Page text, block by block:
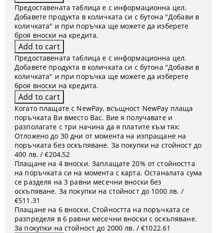
Предоставената таблица е с информационна цел.
Добавете продукта в количката си с бутона "Добави в
количката" и при поръчка ще можете да изберете
броя вноски на кредита.
Предоставената таблица е с информационна цел.
Добавете продукта в количката си с бутона "Добави в
количката" и при поръчка ще можете да изберете
броя вноски на кредита.
Когато плащате с NewPay, всъщност NewPay плаща
поръчката Ви вместо Вас. Вие я получавате и
разполагате с три начина да я платите към тях:
Отложено до 30 дни от момента на изпращане на
поръчката без оскъпяване. За покупки на стойност до
400 лв. / €204,52
Плащане на 4 вноски. Заплащате 20% от стойността
на поръчката си на момента с карта. Останалата сума
се разделя на 3 равни месечни вноски без
оскъпяване. За покупки на стойност до 1000 лв. /
€511.31
Плащане на 6 вноски. Стойността на поръчката се
разпределя в 6 равни месечни вноски с оскъпяване.
За покупки на стойност до 2000 лв. / €1022.61